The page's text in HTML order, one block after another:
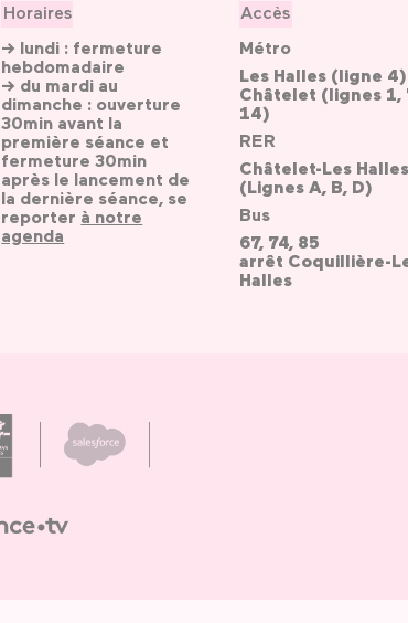
Horaires
→ lundi : fermeture
hebdomadaire
→ du mardi au
dimanche : ouverture
30min avant la
première séance et
fermeture 30min
après le lancement de
la dernière séance, se
reporter à notre
agenda
Accès
Métro
Les Halles (ligne 4)
Châtelet (lignes 1,
14)
RER
Châtelet-Les Halles
(Lignes A, B, D)
Bus
67, 74, 85
arrêt Coquillière-
Halles